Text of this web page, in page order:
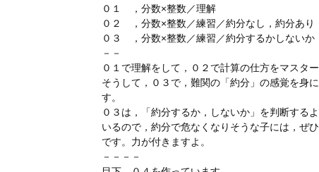
０１ ，分数×整数／理解
０２ ，分数×整数／練習／約分なし，約分あり
０３ ，分数×整数／練習／約分するかしないか
－－
０１で理解をして，０２で計算の仕方をマスター
そうして，０３で，難関の「約分」の感覚を身
す。
０３は，「約分するか，しないか」を判断する
いるので，約分で危なくなりそうな子には，ぜ
です。力が付きますよ。
－－－－